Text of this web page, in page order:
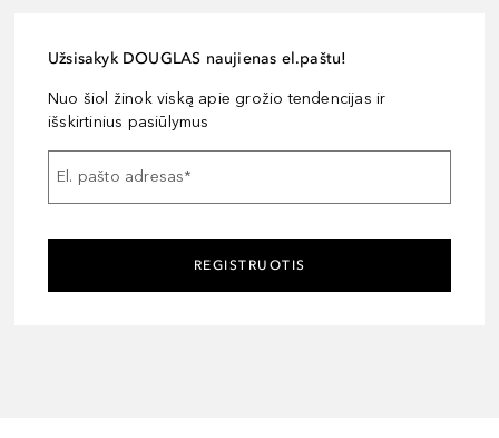
Užsisakyk DOUGLAS naujienas el.paštu!
Nuo šiol žinok viską apie grožio tendencijas ir
išskirtinius pasiūlymus
El. pašto adresas*
REGISTRUOTIS